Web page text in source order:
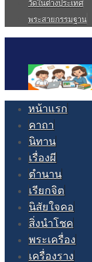
วัดในต่างประเทศ
พระสายกรรมฐาน
หน้าแรก
คาถา
นิทาน
เรื่องผี
ตำนาน
เรียกจิต
นิสัยใจคอ
สิ่งนำโชค
พระเครื่อง
เครื่องราง